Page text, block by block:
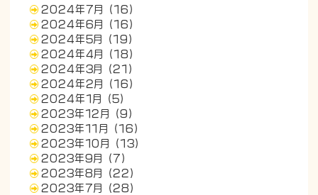
2024年7月
(16)
2024年6月
(16)
2024年5月
(19)
2024年4月
(18)
2024年3月
(21)
2024年2月
(16)
2024年1月
(5)
2023年12月
(9)
2023年11月
(16)
2023年10月
(13)
2023年9月
(7)
2023年8月
(22)
2023年7月
(28)